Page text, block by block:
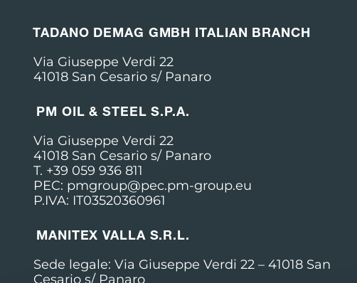
TADANO DEMAG GMBH ITALIAN BRANCH
Via Giuseppe Verdi 22
41018 San Cesario s/ Panaro
PM OIL & STEEL S.P.A.
Via Giuseppe Verdi 22
41018 San Cesario s/ Panaro
T. +39 059 936 811
PEC: pmgroup@pec.pm-group.eu
P.IVA: IT03520360961
MANITEX VALLA S.R.L.
Sede legale: Via Giuseppe Verdi 22 – 41018 San
Cesario s/ Panaro